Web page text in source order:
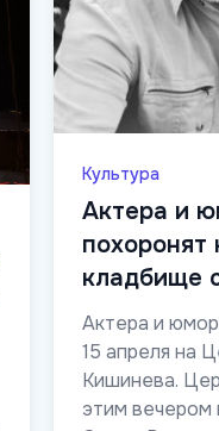
Культура
Актера и
кладбище
Актера и
15 апреля на
Кишинева.
этим вечером